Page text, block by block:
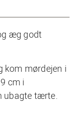
æg godt
kom mørdejen i
cm i
ubagte tærte.